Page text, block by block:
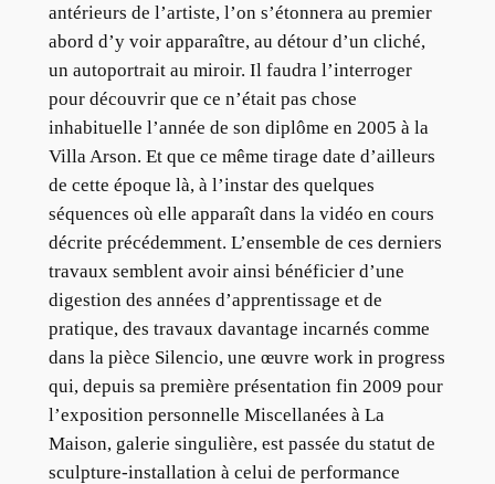
antérieurs de l’artiste, l’on s’étonnera au premier
abord d’y voir apparaître, au détour d’un cliché,
un autoportrait au miroir. Il faudra l’interroger
pour découvrir que ce n’était pas chose
inhabituelle l’année de son diplôme en 2005 à la
Villa Arson. Et que ce même tirage date d’ailleurs
de cette époque là, à l’instar des quelques
séquences où elle apparaît dans la vidéo en cours
décrite précédemment. L’ensemble de ces derniers
travaux semblent avoir ainsi bénéficier d’une
digestion des années d’apprentissage et de
pratique, des travaux davantage incarnés comme
dans la pièce Silencio, une œuvre work in progress
qui, depuis sa première présentation fin 2009 pour
l’exposition personnelle Miscellanées à La
Maison, galerie singulière, est passée du statut de
sculpture-installation à celui de performance